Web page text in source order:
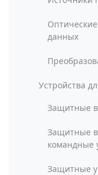
данных
Устройства
Защитные
Защитные
командные
Защитные